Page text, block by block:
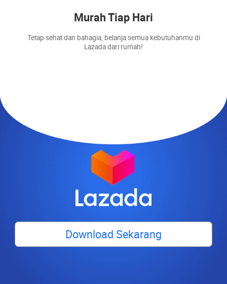
Murah Tiap Hari
Tetap sehat dan bahagia, belanja semua kebutuhanmu di
Lazada dari rumah!
Download Sekarang